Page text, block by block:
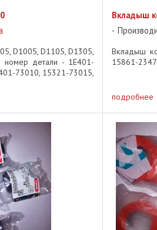
D1005, D1105, D1305,
детали - 1E401-
73010, 15321-73015,
Вкладыш
Вкладыш
15861-
подробнее